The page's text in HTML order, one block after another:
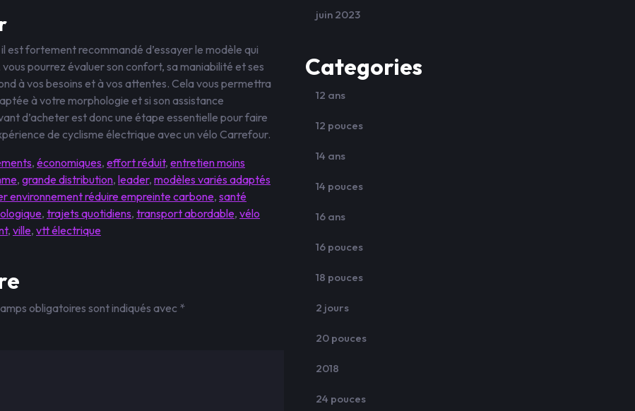
est fortement recommandé d’essayer le modèle qui
pourrez évaluer son confort, sa maniabilité et ses
à vos besoins et à vos attentes. Cela vous permettra
à votre morphologie et si son assistance
d’acheter est donc une étape essentielle pour faire
de cyclisme électrique avec un vélo Carrefour.
, économiques, effort réduit, entretien moins
, grande distribution, leader, modèles variés adaptés
environnement réduire empreinte carbone, santé
, trajets quotidiens, transport abordable, vélo
, ville, vtt électrique
obligatoires sont indiqués avec *
juin 2023
Categories
12 ans
12 pouces
14 ans
14 pouces
16 ans
16 pouces
18 pouces
2 jours
20 pouces
2018
24 pouces